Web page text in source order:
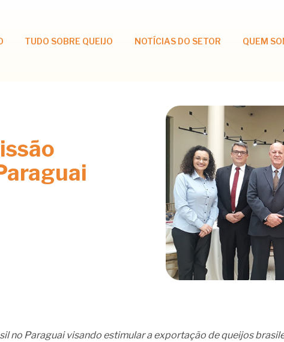
TUDO SOBRE QUEIJO NOTÍCIAS DO SETOR QUEM
no Paraguai visando estimular a exportação de queijos